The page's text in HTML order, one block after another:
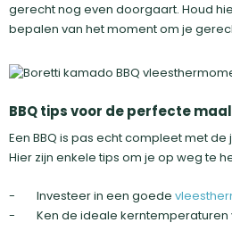
gerecht nog even doorgaart. Houd
bepalen van het moment om je
BBQ tips voor de perfecte
Een BBQ is pas echt compleet met
Hier zijn enkele tips om je op weg te
- Investeer in een goede
- Ken de ideale kerntemperaturen